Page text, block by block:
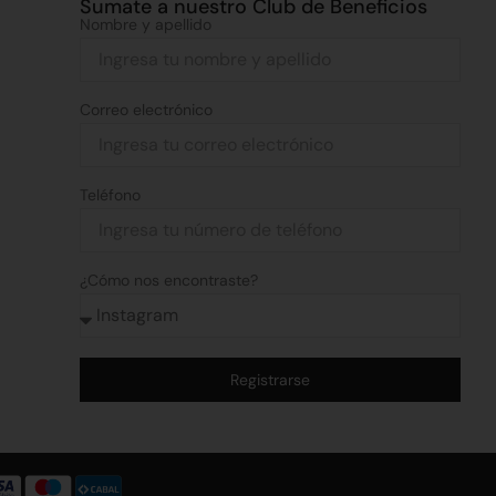
Sumate a nuestro Club de Beneficios
Nombre y apellido
Correo electrónico
Teléfono
¿Cómo nos encontraste?
Registrarse